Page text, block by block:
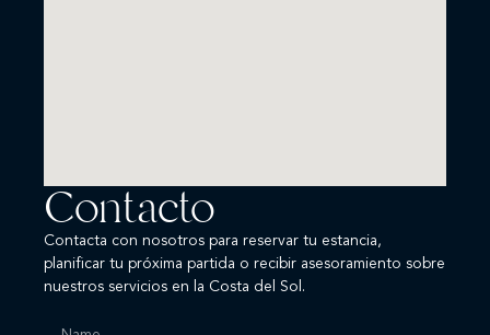
Contacto
Contacta con nosotros para reservar tu estancia,
planificar tu próxima partida o recibir asesoramiento sobre
nuestros servicios en la Costa del Sol.